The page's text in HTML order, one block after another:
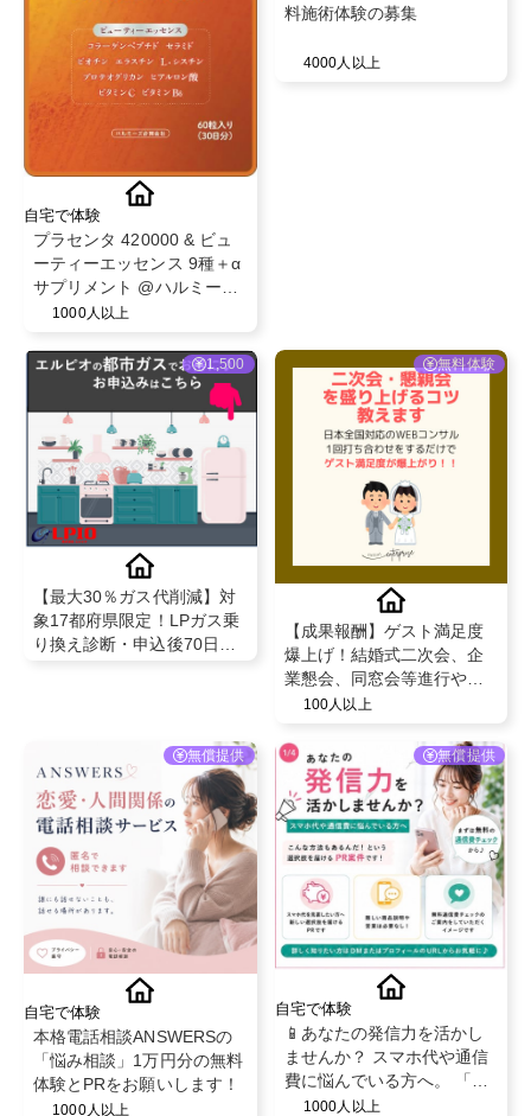
自宅で体験
プラセンタ 420000 & ビュ
ーティーエッセンス 9種＋α
サプリメント @ハルミーズ
合同会社
1000人以上
料施術体験の募集
4000人以上
1,500
【最大30％ガス代削減】対
象17都府県限定！LPガス乗
り換え診断・申込後70日以
無料体験
【成果報酬】ゲスト満足度
爆上げ！結婚式二次会、企
業懇会、同窓会等進行や企
画のコンサルティングサー
100人以上
無償提供
自宅で体験
本格電話相談ANSWERSの
「悩み相談」1万円分の無料
体験とPRをお願いします！
1000人以上
無償提供
自宅で体験
📱あなたの発信力を活かし
ませんか？ スマホ代や通信
費に悩んでいる方へ。 「こ
んな方法もあるんだ！」と
1000人以上